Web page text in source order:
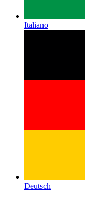
Italiano
Deutsch